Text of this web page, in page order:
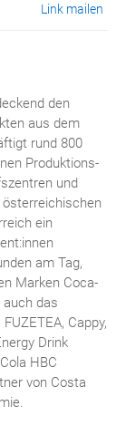
Link mailen
den
aus dem
rund 800
Produktions-
und
ein
am Tag,
Marken Coca-
auch das
Cappy,
Drink
HBC
von Costa